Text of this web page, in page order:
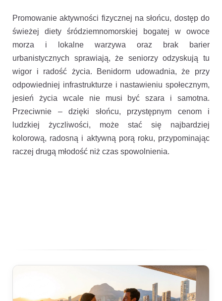
Promowanie aktywności fizycznej na słońcu, dostęp do
świeżej diety śródziemnomorskiej bogatej w owoce
morza i lokalne warzywa oraz brak barier
urbanistycznych sprawiają, że seniorzy odzyskują tu
wigor i radość życia. Benidorm udowadnia, że przy
odpowiedniej infrastrukturze i nastawieniu społecznym,
jesień życia wcale nie musi być szara i samotna.
Przeciwnie – dzięki słońcu, przystępnym cenom i
ludzkiej życzliwości, może stać się najbardziej
kolorową, radosną i aktywną porą roku, przypominając
raczej drugą młodość niż czas spowolnienia.